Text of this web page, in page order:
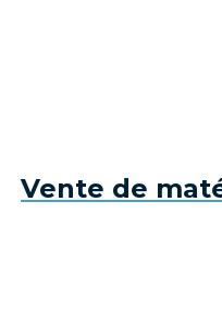
Vente de